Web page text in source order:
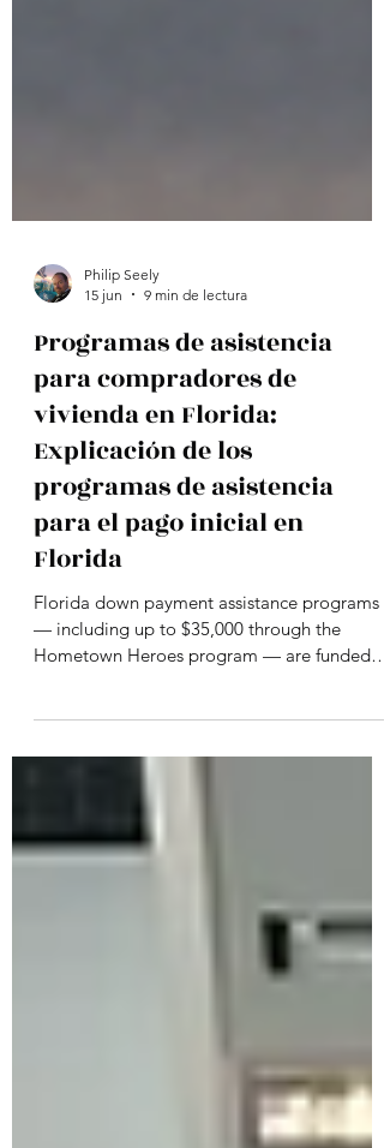
Philip Seely
15 jun
Programas de asistencia
para compradores de
vivienda en Florida:
Explicación de los
programas de asistencia
para el pago inicial en
Florida
Florida down payment assistance programs
Hometown Heroes program — are funded
who secure assistance aren't smarter or
luckier. They simply started earlier.